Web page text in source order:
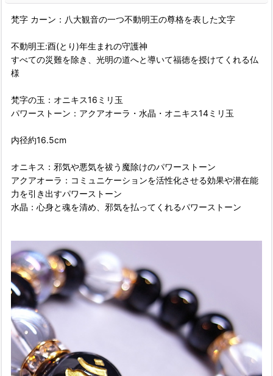
梵字 カーン：八大観音の一つ不動明王の尊格を表した文字
不動明王:酉(とり)年生まれの守護神
すべての災難を除き、光明の道へと導いて福徳を授けてくれる仏
様
梵字の玉：オニキス16ミリ玉
パワーストーン：アクアオーラ・水晶・オニキス14ミリ玉
内径約16.5cm
オニキス：邪気や悪気を祓う魔除けのパワーストーン
アクアオーラ：コミュニケーションを活性化させる効果や潜在能
力を引き出すパワーストーン
水晶：心身と魂を清め、邪気を払ってくれるパワーストーン